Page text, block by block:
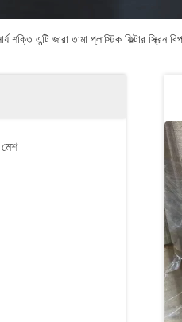
শক্তি এন্টি জারা তামা প্লাস্টিক ফিল্টার স্ক্রিন
মেশ